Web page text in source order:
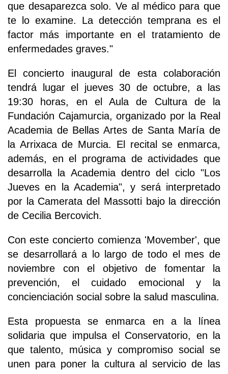
que desaparezca solo. Ve al médico para que
te lo examine. La detección temprana es el
factor más importante en el tratamiento de
enfermedades graves."
El concierto inaugural de esta colaboración
tendrá lugar el jueves 30 de octubre, a las
19:30 horas, en el Aula de Cultura de la
Fundación Cajamurcia, organizado por la Real
Academia de Bellas Artes de Santa María de
la Arrixaca de Murcia. El recital se enmarca,
además, en el programa de actividades que
desarrolla la Academia dentro del ciclo "Los
Jueves en la Academia", y será interpretado
por la Camerata del Massotti bajo la dirección
de Cecilia Bercovich.
Con este concierto comienza 'Movember', que
se desarrollará a lo largo de todo el mes de
noviembre con el objetivo de fomentar la
prevención, el cuidado emocional y la
concienciación social sobre la salud masculina.
Esta propuesta se enmarca en a la línea
solidaria que impulsa el Conservatorio, en la
que talento, música y compromiso social se
unen para poner la cultura al servicio de las